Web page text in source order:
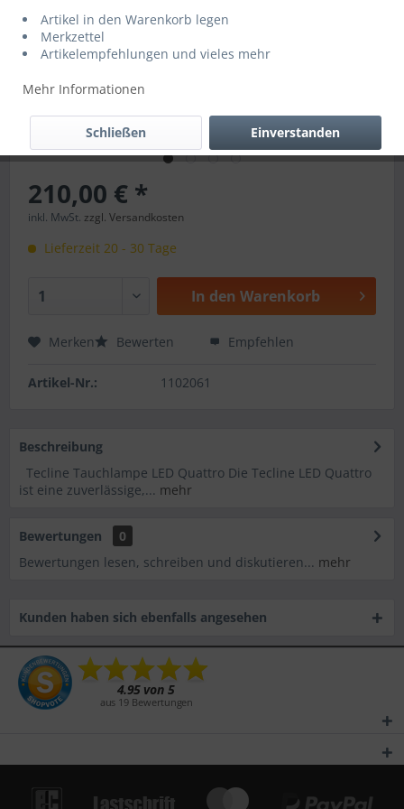
210,00 € *
inkl. MwSt. zzgl. Versandkosten
Lieferzeit 20 - 30 Tage
In den Warenkorb
Merken Bewerten Empfehlen
Artikel-Nr.: 1102061
Beschreibung
Tecline Tauchlampe LED Quattro Die Tecline LED Quattro
ist eine zuverlässige,... mehr
Bewertungen
0
Bewertungen lesen, schreiben und diskutieren... mehr
Kunden haben sich ebenfalls angesehen
Artikel in den Warenkorb legen
Merkzettel
Artikelempfehlungen und vieles mehr
Mehr Informationen
Einverstanden
Schließen